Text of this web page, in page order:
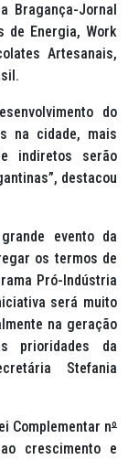
Bragança-Jornal
de Energia, Work
Artesanais,
do
na cidade, mais
indiretos serão
destacou
evento da
os termos de
Pró-Indústria
será muito
na geração
prioridades da
Stefania
Complementar nº
crescimento e